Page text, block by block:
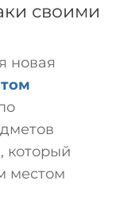
своими
новая
который
местом